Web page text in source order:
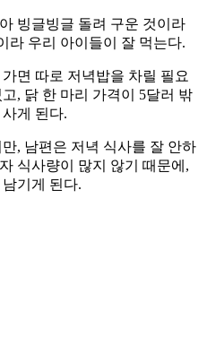
빙글빙글 돌려 구운 것이라
라 우리 아이들이 잘 먹는다.
면 따로 저녁밥을 차릴 필요
, 닭 한 마리 가격이 5달러 밖
게 된다.
, 남편은 저녁 식사를 잘 안하
식사량이 많지 않기 때문에,
기게 된다.